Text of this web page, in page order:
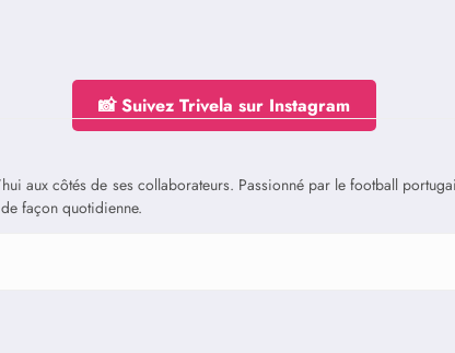
📸 Suivez Trivela sur Instagram
aux côtés de ses collaborateurs. Passionné par le football
façon quotidienne.